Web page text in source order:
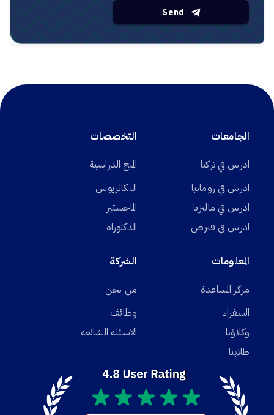
Send
الجامعات
ادرس في تركيا
ادرس في رومانيا
ادرس في ماليزيا
ادرس في قبرص
التخصصات
المنح الدراسية
البكالريوس
الماجستير
الدكتوراه
المعلومات
مركز المساعدة
السفراء
وكلاؤنا
طلابنا
الشركة
من نحن
وظائف
الاسئلة الشائعة